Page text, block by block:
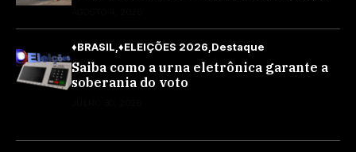
♦BRASIL ♦ELEIÇÕES 2026 Destaque
Saiba como a urna eletrônica garante a
soberania do voto